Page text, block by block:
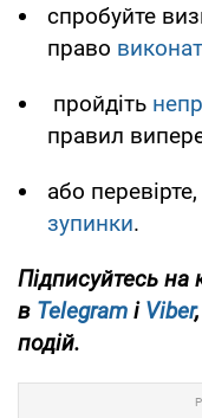
спробуйте
право
пройдіть
правил
або
зупинки.
Підписуйтесь на
в Telegram і Viber
подій.